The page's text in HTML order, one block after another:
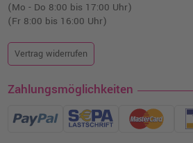
(Mo - Do 8:00 bis 17:00 Uhr)
(Fr 8:00 bis 16:00 Uhr)
Vertrag widerrufen
Zahlungsmöglichkeiten